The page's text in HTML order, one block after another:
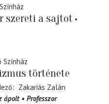
szereti a sajtot
Színház
története
Zakariás Zalán
ápolt Professzor